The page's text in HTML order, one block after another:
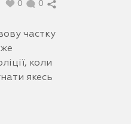
0 0
частку
коли
якесь